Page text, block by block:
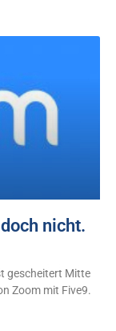
nicht.
gescheitert Mitte
Zoom mit Five9.